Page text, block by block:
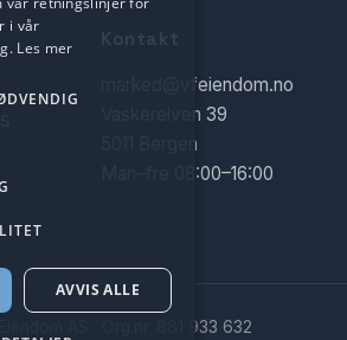
marked@vfeiendom.no
Vaskerelven 39
5011 Bergen
Man–fre 08:00–16:00
AS · Org.nr. 881 933 632
i vår
Les mer
AVVIS ALLE